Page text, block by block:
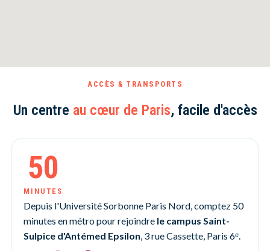
ACCÈS & TRANSPORTS
Un centre au cœur de Paris, facile d'accès
50
MINUTES
Depuis l'Université Sorbonne Paris Nord, comptez 50
minutes en métro pour rejoindre le campus Saint-
Sulpice d'Antémed Epsilon , 3 rue Cassette, Paris 6ᵉ.